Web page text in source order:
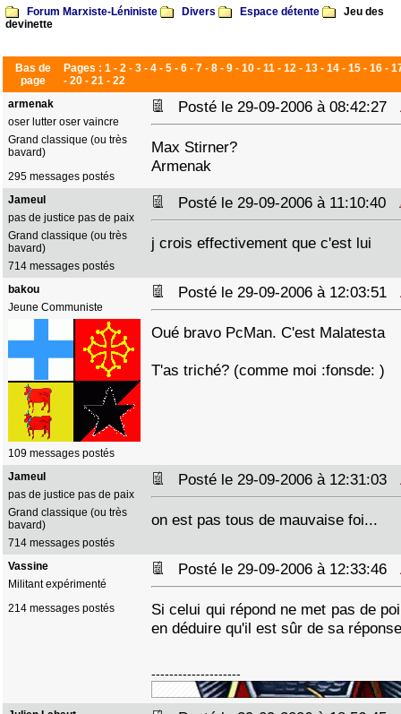
Forum Marxiste-Léniniste Divers Espace détente
Jeu des
devinette
Bas de
page
Pages : 1 - 2 - 3 - 4 - 5 - 6 - 7 - 8 - 9 - 10 - 11 - 12 - 13 - 14 - 15 - 16 -
- 20 - 21 - 22
armenak
oser lutter oser vaincre
Grand classique (ou très
bavard)
295 messages postés
Posté le 29-09-2006 à 08:42:27
Max Stirner?
Armenak
Jameul
pas de justice pas de paix
Grand classique (ou très
bavard)
714 messages postés
Posté le 29-09-2006 à 11:10:40
j crois effectivement que c'est lui
bakou
Jeune Communiste
109 messages postés
Posté le 29-09-2006 à 12:03:51
Oué bravo PcMan. C'est Malatesta
T'as triché? (comme moi :fonsde: )
Jameul
pas de justice pas de paix
Grand classique (ou très
bavard)
714 messages postés
Posté le 29-09-2006 à 12:31:03
on est pas tous de mauvaise foi...
Vassine
Militant expérimenté
214 messages postés
Posté le 29-09-2006 à 12:33:46
Si celui qui répond ne met pas de
en déduire qu'il est sûr de sa
--------------------